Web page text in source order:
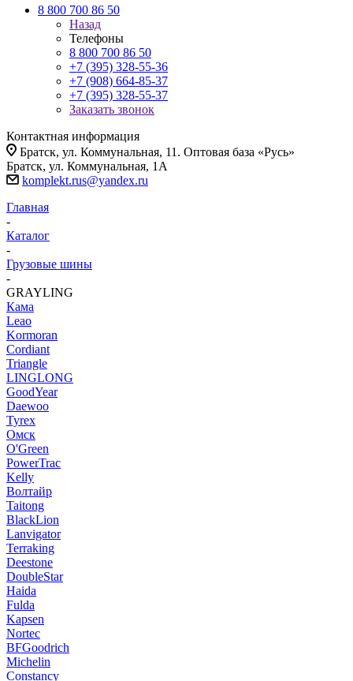
8 800 700 86 50
Назад
Телефоны
8 800 700 86 50
+7 (395) 328-55-36
+7 (908) 664-85-37
+7 (395) 328-55-37
Заказать звонок
Контактная информация
Братск, ул. Коммунальная, 11. Оптовая база «Русь»
Братск, ул. Коммунальная, 1А
komplekt.rus@yandex.ru
Главная
-
Каталог
-
Грузовые шины
-
GRAYLING
Кама
Leao
Kormoran
Cordiant
Triangle
LINGLONG
GoodYear
Daewoo
Tyrex
Омск
O'Green
PowerTrac
Kelly
Волтайр
Taitong
BlackLion
Lanvigator
Terraking
Deestone
DoubleStar
Haida
Fulda
Kapsen
Nortec
BFGoodrich
Michelin
Constancy